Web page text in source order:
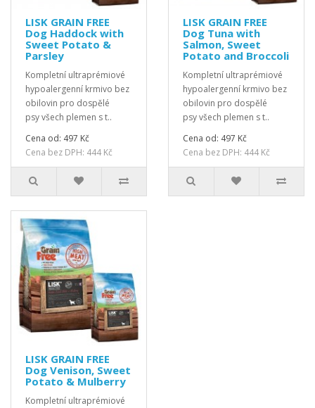
LISK GRAIN FREE
Dog Haddock with
Sweet Potato &
Parsley
Kompletní ultraprémiové
hypoalergenní krmivo bez
obilovin pro dospělé
psy všech plemen s t..
Cena od: 497 Kč
Cena bez DPH: 444 Kč
LISK GRAIN FREE
Dog Tuna with
Salmon, Sweet
Potato and Broccoli
Kompletní ultraprémiové
hypoalergenní krmivo bez
obilovin pro dospělé
psy všech plemen s t..
Cena od: 497 Kč
Cena bez DPH: 444 Kč
LISK GRAIN FREE
Dog Venison, Sweet
Potato & Mulberry
Kompletní ultraprémiové